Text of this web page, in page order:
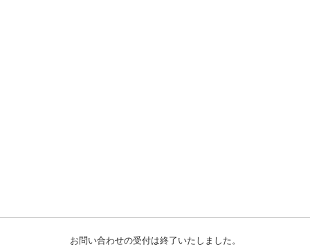
お問い合わせの受付は終了いたしました。